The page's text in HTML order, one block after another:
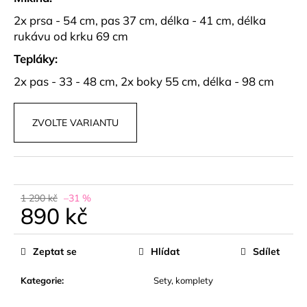
2x prsa - 54 cm, pas 37 cm, délka - 41 cm, délka
rukávu od krku 69 cm
Tepláky:
2x pas - 33 - 48 cm, 2x boky 55 cm, délka - 98 cm
ZVOLTE VARIANTU
1 290 kč –31 %
890 kč
Měrná
Kategorie: Sety, komplety
Zeptat se Hlídat Sdílet
u
j
m
e
PRUHOVANÉ
BERMUDY
S
PÁSKEM
449
kč